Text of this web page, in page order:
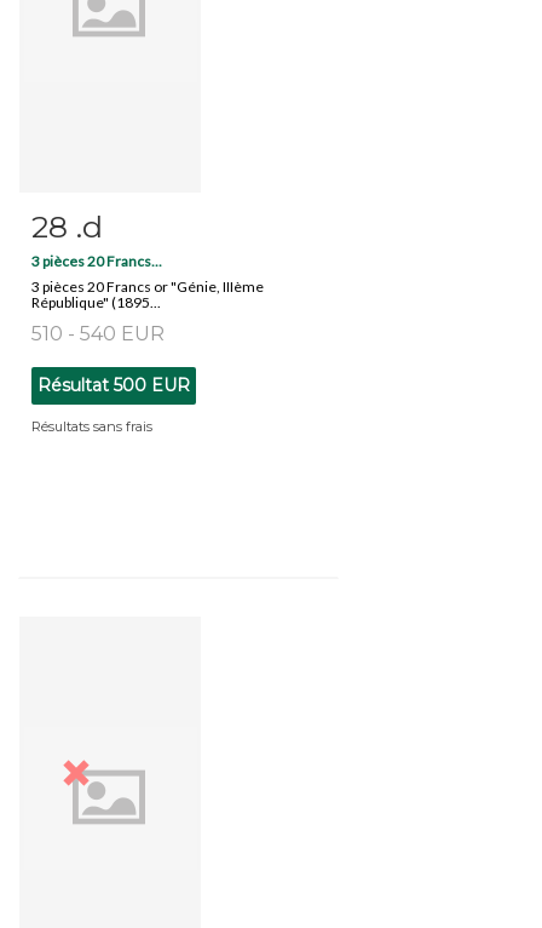
Fiche détaillée
28 .d
3 pièces 20 Francs...
3 pièces 20 Francs or "Génie, IIIème
République" (1895...
510 - 540 EUR
Résultat 500 EUR
Résultats sans frais